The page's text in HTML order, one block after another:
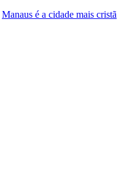
Manaus é a cidade mais cristã